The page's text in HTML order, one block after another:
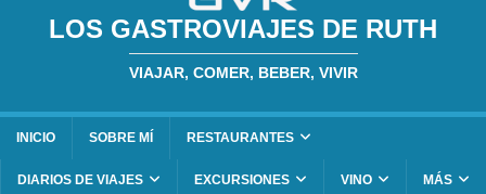
LOS GASTROVIAJES DE RUTH
VIAJAR, COMER, BEBER, VIVIR
INICIO SOBRE MÍ RESTAURANTES
DIARIOS DE VIAJES EXCURSIONES VINO MÁS